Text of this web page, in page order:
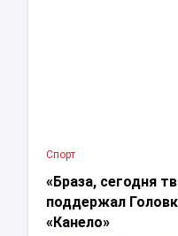
Спорт
«Браза, сегодня
поддержал
«Канело»